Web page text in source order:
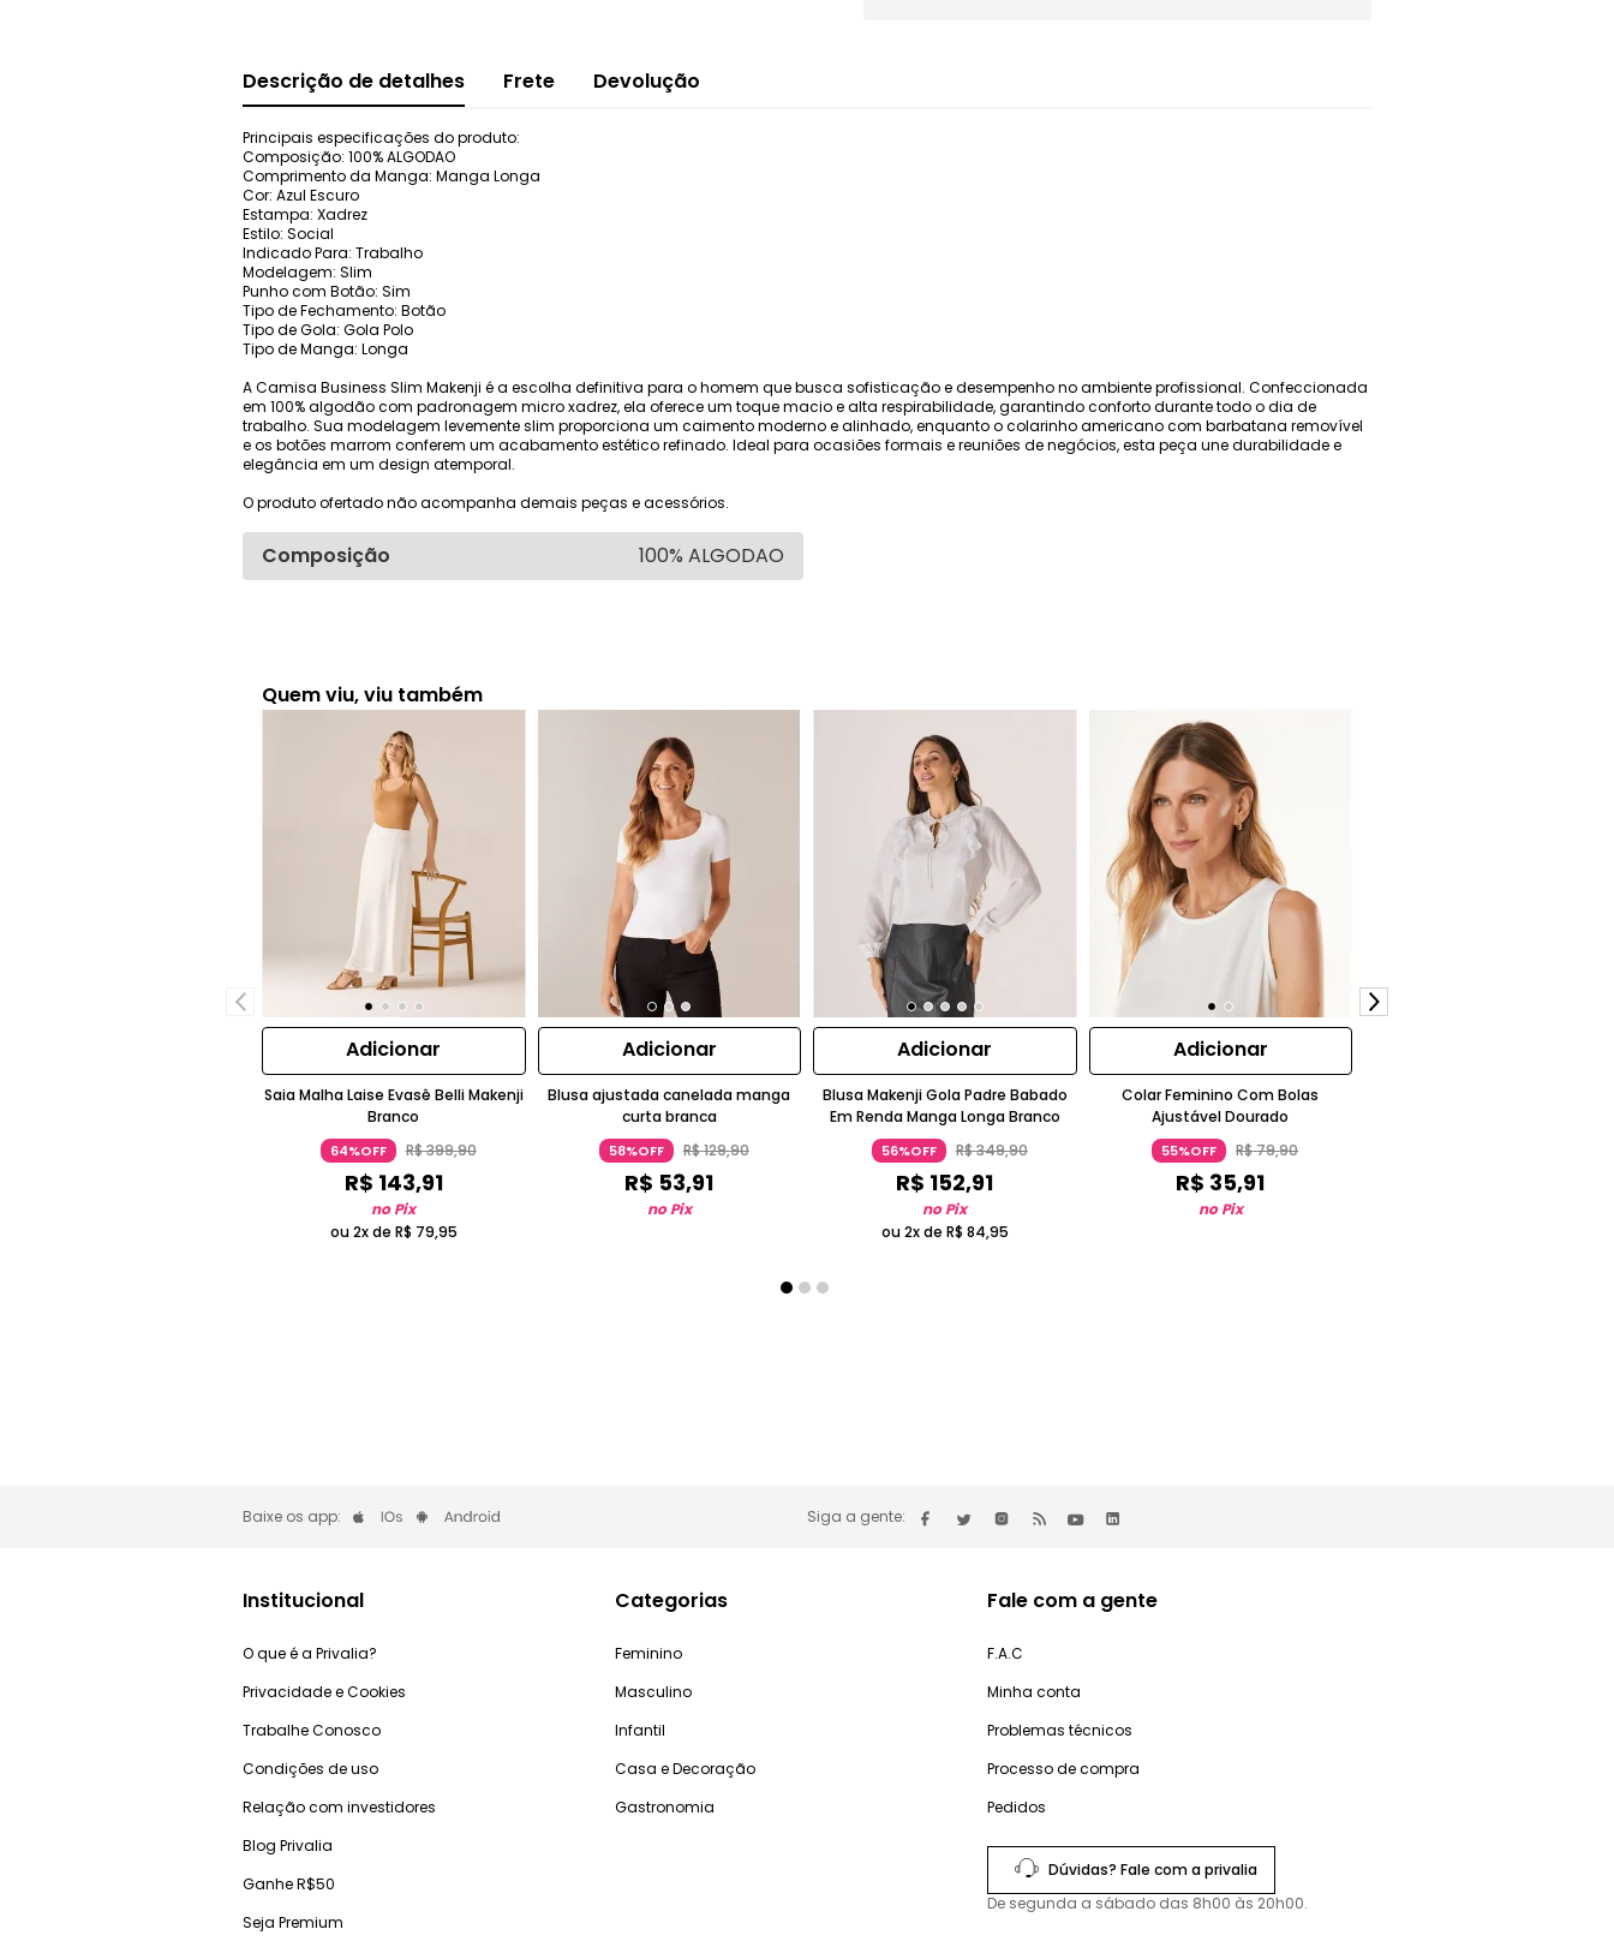
Descrição de detalhes Frete Devolução
Principais especificações do produto:
Composição: 100% ALGODAO
Comprimento da Manga: Manga Longa
Cor: Azul Escuro
Estampa: Xadrez
Estilo: Social
Indicado Para: Trabalho
Modelagem: Slim
Punho com Botão: Sim
Tipo de Fechamento: Botão
Tipo de Gola: Gola Polo
Tipo de Manga: Longa
A Camisa Business Slim Makenji é a escolha definitiva para o homem que busca sofisticação e desempenho no ambiente profissional. Confeccionada
em 100% algodão com padronagem micro xadrez, ela oferece um toque macio e alta respirabilidade, garantindo conforto durante todo o dia de
trabalho. Sua modelagem levemente slim proporciona um caimento moderno e alinhado, enquanto o colarinho americano com barbatana removível
e os botões marrom conferem um acabamento estético refinado. Ideal para ocasiões formais e reuniões de negócios, esta peça une durabilidade e
elegância em um design atemporal.
O produto ofertado não acompanha demais peças e acessórios.
Composição 100% ALGODAO
Quem viu, viu também
Adicionar
Saia Malha Laise Evasê Belli Makenji
Branco
64%OFF R$399,90
R$ 143,91
no Pix
ou 2x de R$ 79,95
Adicionar
Blusa ajustada canelada manga
curta branca
58%OFF R$129,90
R$ 53,91
no Pix
Adicionar
Blusa Makenji Gola Padre Babado
Em Renda Manga Longa Branco
56%OFF R$349,90
R$ 152,91
no Pix
ou 2x de R$ 84,95
Adicionar
Colar Feminino Com Bolas
Ajustável Dourado
55%OFF R$79,90
R$ 35,91
no Pix
Baixe os app: Siga a gente:
Institucional
O que é a Privalia?
Privacidade e Cookies
Trabalhe Conosco
Condições de uso
Relação com investidores
Blog Privalia
Ganhe R$50
Seja Premium
Categorias
Feminino
Masculino
Infantil
Casa e Decoração
Gastronomia
Fale com a gente
F.A.C
Minha conta
Problemas técnicos
Processo de compra
Pedidos
Dúvidas? Fale com a privalia
De segunda a sábado das 8h00 às 20h00.